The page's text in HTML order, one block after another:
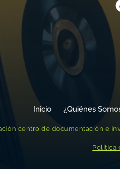
Inicio ¿Quiénes
centro de documentación e
Política